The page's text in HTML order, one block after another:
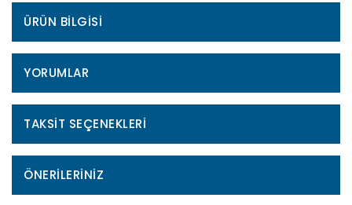
ÜRÜN BILGISI
YORUMLAR
TAKSIT SEÇENEKLERI
ÖNERILERINIZ